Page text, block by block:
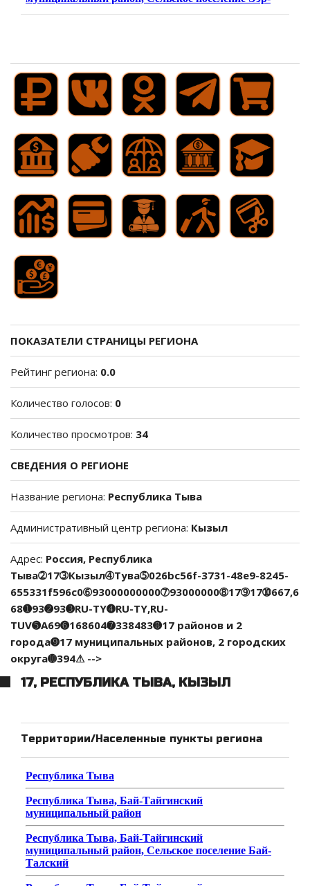
ПОКАЗАТЕЛИ СТРАНИЦЫ РЕГИОНА
Рейтинг региона: 0.0
Количество голосов: 0
Количество просмотров: 34
СВЕДЕНИЯ О РЕГИОНЕ
Название региона: Республика Тыва
Административный центр региона: Кызыл
Адрес: Россия, Республика
Тыва➁17➂Кызыл➃Тува➄026bc56f-3731-48e9-8245-
655331f596c0➅93000000000➆93000000➇17➈17➉667,6
68➊93➋93➌RU-TY➍RU-TY,RU-
TUV➎A69➏168604➐338483➑17 районов и 2
города➒17 муниципальных районов, 2 городских
округа➓394⚠ -->
17, РЕСПУБЛИКА ТЫВА, КЫЗЫЛ
Территории/Населенные пункты региона